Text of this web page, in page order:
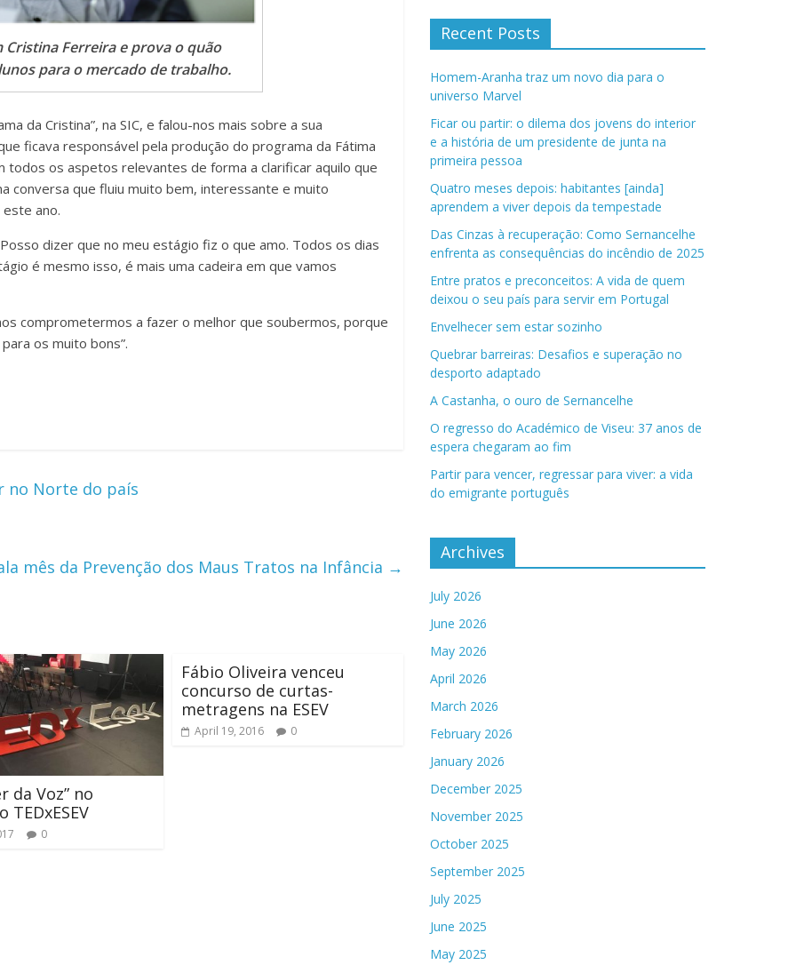
Cristina Ferreira e prova o quão
para o mercado de trabalho.
da Cristina”, na SIC, e falou-nos mais sobre a sua
ficava responsável pela produção do programa da Fátima
os aspetos relevantes de forma a clarificar aquilo que
conversa que fluiu muito bem, interessante e muito
ano.
dizer que no meu estágio fiz o que amo. Todos os dias
é mesmo isso, é mais uma cadeira em que vamos
comprometermos a fazer o melhor que soubermos, porque
os muito bons”.
Norte do país
mês da Prevenção dos Maus Tratos na Infância →
da Voz” no
0
Fábio Oliveira venceu
concurso de curtas-
metragens na ESEV
April 19, 2016 0
Recent Posts
Homem-Aranha traz um novo dia para o
universo Marvel
Ficar ou partir: o dilema dos jovens do interior
e a história de um presidente de junta na
primeira pessoa
Quatro meses depois: habitantes [ainda]
aprendem a viver depois da tempestade
Das Cinzas à recuperação: Como Sernancelhe
enfrenta as consequências do incêndio de 2025
Entre pratos e preconceitos: A vida de quem
deixou o seu país para servir em Portugal
Envelhecer sem estar sozinho
Quebrar barreiras: Desafios e superação no
desporto adaptado
A Castanha, o ouro de Sernancelhe
O regresso do Académico de Viseu: 37 anos de
espera chegaram ao fim
Partir para vencer, regressar para viver: a vida
do emigrante português
Archives
July 2026
June 2026
May 2026
April 2026
March 2026
February 2026
January 2026
December 2025
November 2025
October 2025
September 2025
July 2025
June 2025
May 2025